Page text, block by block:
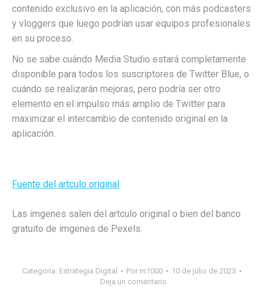
contenido exclusivo en la aplicación, con más podcasters
y vloggers que luego podrían usar equipos profesionales
en su proceso.
No se sabe cuándo Media Studio estará completamente
disponible para todos los suscriptores de Twitter Blue, o
cuándo se realizarán mejoras, pero podría ser otro
elemento en el impulso más amplio de Twitter para
maximizar el intercambio de contenido original en la
aplicación.
Fuente del artculo original
Las imgenes salen del artculo original o bien del banco
gratuito de imgenes de Pexels.
Categoría: Estrategia Digital Por m1000
10 de julio de 2023
Deja un comentario